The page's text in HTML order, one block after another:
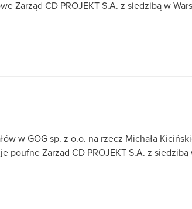
Zarząd CD PROJEKT S.A. z siedzibą w
w GOG sp. z o.o. na rzecz Michała
poufne Zarząd CD PROJEKT S.A. z siedzibą